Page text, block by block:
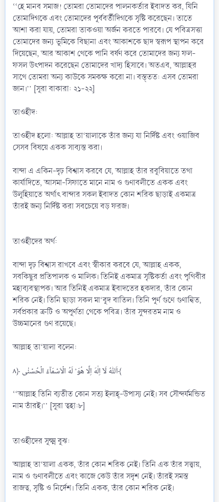
‘‘হে মানব সমাজ! তোমরা তোমাদের পালনকর্তার ইবাদত কর, যিনি
তোমাদিগকে এবং তোমাদের পূর্ববর্তীদিগকে সৃষ্টি করেছেন। তাতে
আশা করা যায়, তোমরা তাকওয়া অর্জন করতে পারবে। যে পবিত্রসত্তা
তোমাদের জন্য ভূমিকে বিছানা এবং আকাশকে ছাদ স্বরূপ স্থাপন করে
দিয়েছেন, আর আকাশ থেকে পানি বর্ষণ করে তোমাদের জন্য ফল-
ফসল উৎপাদন করেছেন তোমাদের খাদ্য হিসাবে। অতএব, আল্লাহর
সাথে তোমরা অন্য কাউকে সমকক্ষ করো না। বস্ত্তত: এসব তোমরা
জান।’’ [সূরা বাকারা: ২১-২২]
তাওহীদ:
তাওহীদ হলো: আল্লাহ তা‘য়ালাকে তাঁর জন্য যা নির্দিষ্ট এবং ওয়াজিব
সেসব বিষয়ে একক সাব্যস্ত করা।
বান্দা এ একিন-দৃঢ় বিশ্বাস করবে যে, আল্লাহ তাঁর রবূবিয়াতে তথা
কার্যাদিতে, আসমা-সিফাতে মানে নাম ও গুণাবলীতে একক এবং
উলূহিয়াতে অর্থাৎ বান্দার সকল ইবাদত কোন শরিক ছাড়াই একমাত্র
তাঁরই জন্য নির্দিষ্ট করা সবচেয়ে বড় ফরজ।
তাওহীদের অর্থ:
বান্দা দৃঢ় বিশ্বাস রাখবে এবং স্বীকার করবে যে, আল্লাহ একক,
সবকিছুর প্রতিপালক ও মালিক। তিনিই একমাত্র সৃষ্টিকর্তা এবং পৃথিবীর
মহাব্যবস্থাপক। আর তিনিই একমাত্র ইবাদতের হকদার, তাঁর কোন
শরিক নেই। তিনি ছাড়া সকল মা‘বূদ বাতিল। তিনি পূর্ণ গুণে গুণান্বিত,
সর্বপ্রকার ত্রুটি ও অপূর্ণতা থেকে পবিত্র। তাঁর সুন্দরতম নাম ও
উচ্চমানের গুণ রয়েছে।
আল্লাহ তা‘য়ালা বলেন:
اَللّٰهُ لَاۤ اِلٰهَ اِلَّا هُوَ ؕ لَهُ الۡاَسۡمَآءُ الۡحُسۡنٰی ﴿۸﴾
‘‘আল্লাহ তিনি ব্যতীত কোন সত্য ইলাহ্-উপাস্য নেই। সব সৌন্দর্যমন্ডিত
নাম তাঁরই।’’ [সূরা ত্বহা:৮]
তাওহীদের সূক্ষ্ম বূঝ:
আল্লাহ তা‘য়ালা একক, তাঁর কোন শরিক নেই। তিনি এক তাঁর সত্ত্বায়,
নাম ও গুণাবলীতে এবং কাজে কেউ তাঁর সদৃশ নেই। তাঁরই সমস্ত
রাজত্ব, সৃষ্টি ও নির্দেশ। তিনি একক, তাঁর কোন শরিক নেই।